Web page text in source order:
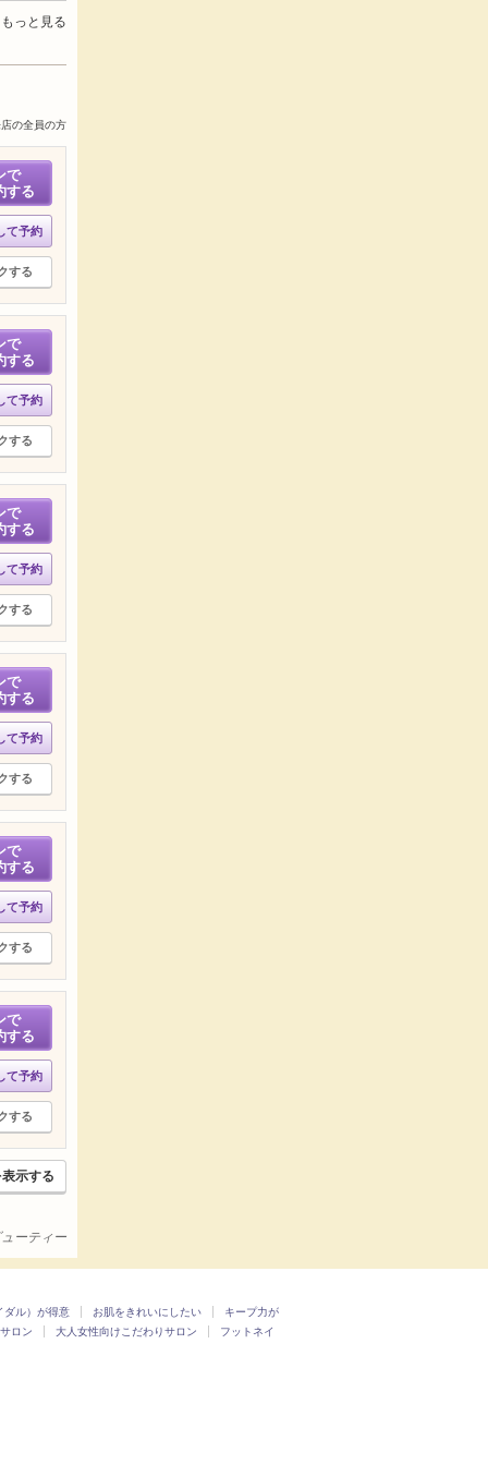
もっと見る
の全員の方
で
する
て予約
する
で
する
て予約
する
で
する
て予約
する
で
する
て予約
する
で
する
て予約
する
で
する
て予約
する
示する
ーティー
ダル）が得意 お肌をきれいにしたい
キープ力が
ロン
大人女性向けこだわりサロン フットネイ